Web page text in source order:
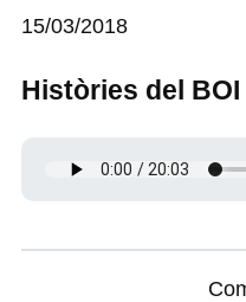
15/03/2018
Històries del BOI